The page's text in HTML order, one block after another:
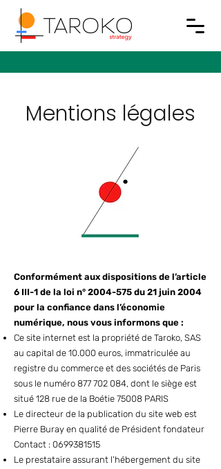
Mentions légales
Conformément aux dispositions de l’article
6 III-1 de la loi n° 2004-575 du 21 juin 2004
pour la confiance dans l’économie
numérique, nous vous informons que :
Ce site internet est la propriété de Taroko, SAS
au capital de 10.000 euros, immatriculée au
registre du commerce et des sociétés de Paris
sous le numéro 877 702 084, dont le siège est
situé 128 rue de la Boétie 75008 PARIS
Le directeur de la publication du site web est
Pierre Buray en qualité de Président fondateur
Contact : 0699381515
Le prestataire assurant l’hébergement du site